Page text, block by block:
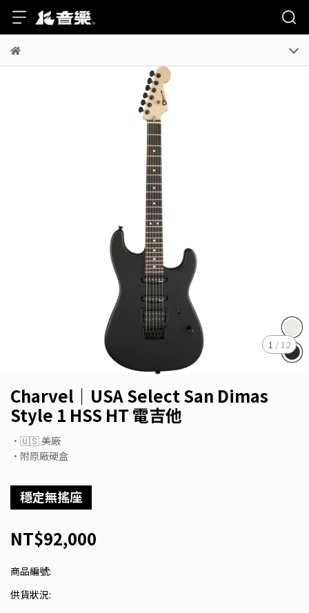
1 / 12
Charvel｜USA Select San Dimas
Style 1 HSS HT 電吉他
•🇺🇸 美廠
•附原廠硬盒
穩定無搖座
NT$92,000
商品編號:
供貨狀況: